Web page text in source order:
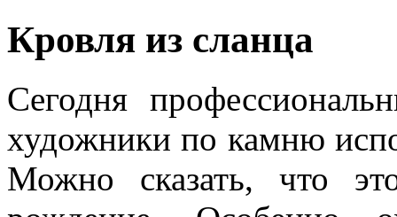
Кровля из сланца
Сегодня
художники по камню
Можно сказать, что